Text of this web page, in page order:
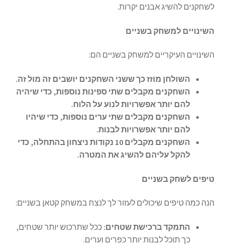
לשחקנים להשיג אבנים יקרות.
השינויים למשחק בשניים
השינויים העיקריים למשחק בשניים הם:
השולחן מוזז כך ששני השחקנים יושבים זה מול זה.
השחקנים מקבלים שתי ספינות נוספות, כדי שיהיה
להם יותר אפשרויות לנוע על הלוח.
השחקנים מקבלים שתי ערים נוספות, כדי שיהיו
להם יותר אפשרויות לבנות.
השחקנים מקבלים 10 נקודות ניצחון בהתחלה, כדי
להקל עליהם להשיג את המטרה.
טיפים לשחק בשניים
הנה כמה טיפים שיכולים לעזור לך לנצח במשחק קטאן בשניים:
התמקד ברכישת שטחים: ככל שתרכוש יותר שטחים,
כך תוכל לבנות יותר כפרים וערים.